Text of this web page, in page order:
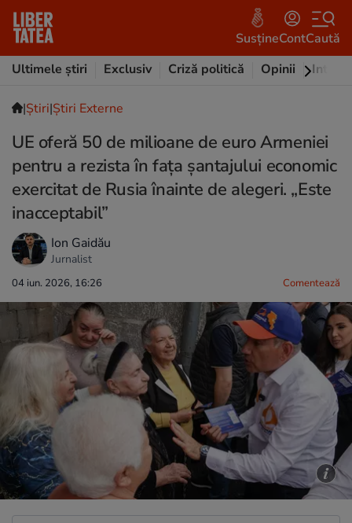
SusțineContCaută
Ultimele știri
Exclusiv Criză politică Opinii
|Ştiri|Știri Externe
UE oferă 50 de milioane de euro Armeniei
pentru a rezista în fața șantajului economic
exercitat de Rusia înainte de alegeri. „Este
inacceptabil”
Ion Gaidău
Jurnalist
04 iun. 2026, 16:26 Comentează